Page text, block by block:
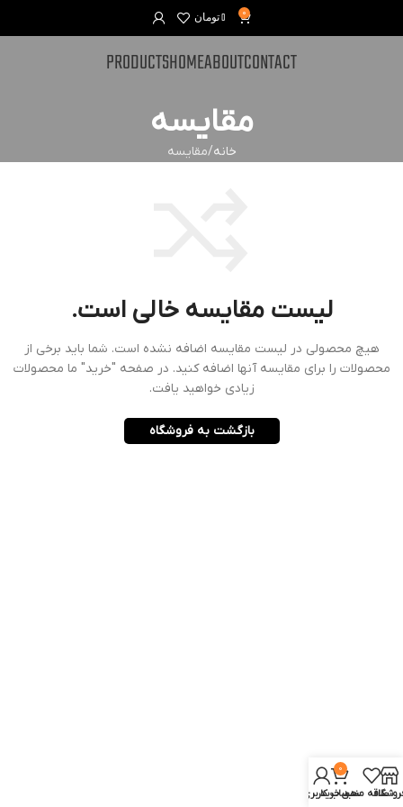
0
0 تومان
CONTACT
ABOUT
HOME
PRODUCTS
مقایسه
خانه مقایسه
لیست مقایسه خالی است.
هیچ محصولی در لیست مقایسه اضافه نشده است. شما باید برخی از
محصولات را برای مقایسه آنها اضافه کنید. در صفحه "خرید" ما محصولات
زیادی خواهید یافت.
بازگشت به فروشگاه
علاقه مندی
0
سبد خرید
حساب کاربری من